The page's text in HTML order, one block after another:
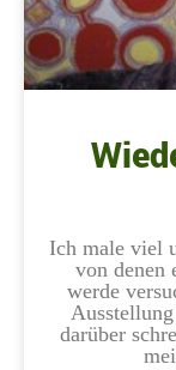
Ich male viel
von denen
werde
darüber